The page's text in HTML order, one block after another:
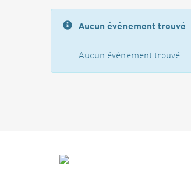
Aucun événement trouvé
Aucun événement trouvé